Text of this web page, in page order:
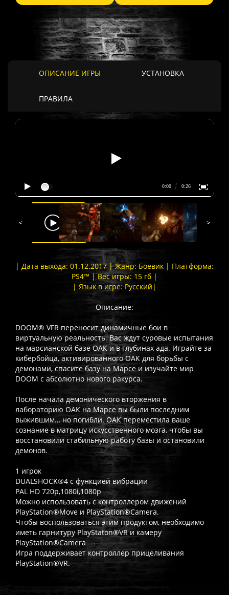
ОПИСАНИЕ ИГРЫ УСТАНОВКА
ПРАВИЛА
< >
| Дата выхода: 01.12.2017 | Жанр: Боевик | Платформа:
PS4™ | Вес игры: 15 гб |
| Язык в игре: Русский|
Описание:
DOOM® VFR переносит динамичные бои в
виртуальную реальность. Вас ждут суровые испытания
на марсианской базе ОАК и в глубинах ада. Играйте за
кибербойца, активированного ОАК для борьбы с
демонами, спасите базу на Марсе и изучайте мир
DOOM с абсолютно нового ракурса.
После начала демонического вторжения в
лабораторию ОАК на Марсе вы были последним
выжившим… но погибли. ОАК переместила ваше
сознание в матрицу искусственного мозга, чтобы вы
восстановили стабильную работу базы и остановили
демонов.
1 игрок
DUALSHOCK®4 с функцией вибрации
PAL HD 720p,1080i,1080p
Можно использовать с контроллером движений
PlayStation®Move и PlayStation®Camera.
Чтобы воспользоваться этим продуктом, необходимо
иметь гарнитуру PlayStaton®VR и камеру
PlayStation®Camera
Игра поддерживает контроллер прицеливания
PlayStation®VR.